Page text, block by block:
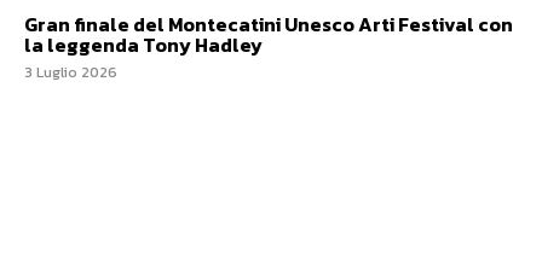
Gran finale del Montecatini Unesco Arti Festival con
la leggenda Tony Hadley
3 Luglio 2026